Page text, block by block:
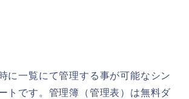
に一覧にて管理する事が可能なシン
トです。管理簿（管理表）は無料ダ